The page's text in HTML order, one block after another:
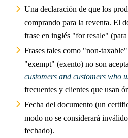
Una declaración de que los
comprando para la reventa. El
frase en inglés "for resale"
Frases tales como "non-
"exempt" (exento) no son
customers and customers who
frecuentes y clientes que usan
Fecha del documento (un
modo no se considerará
fechado).